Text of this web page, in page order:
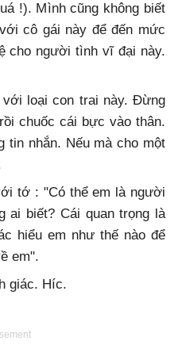
!). Mình cũng không biết
cô gái này để đến mức
cho người tình vĩ đại này.
loại con trai này. Đừng
chuốc cái bực vào thân.
tin nhắn. Nếu mà cho một
tớ : "Có thể em là người
ai biết? Cái quan trọng là
hiểu em như thế nào để
em".
giác. Híc.